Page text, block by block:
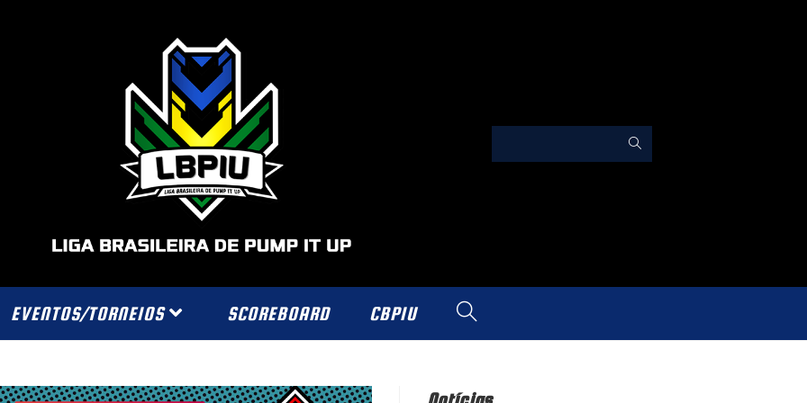
EVENTOS/TORNEIOS SCOREBOARD CBPIU